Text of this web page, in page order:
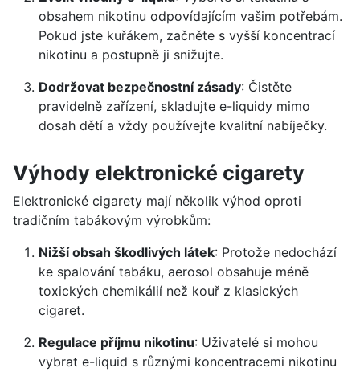
obsahem nikotinu odpovídajícím vašim potřebám.
Pokud jste kuřákem, začněte s vyšší koncentrací
nikotinu a postupně ji snižujte.
Dodržovat bezpečnostní zásady: Čistěte
pravidelně zařízení, skladujte e-liquidy mimo
dosah dětí a vždy používejte kvalitní nabíječky.
Výhody elektronické cigarety
Elektronické cigarety mají několik výhod oproti
tradičním tabákovým výrobkům:
Nižší obsah škodlivých látek: Protože nedochází
ke spalování tabáku, aerosol obsahuje méně
toxických chemikálií než kouř z klasických
cigaret.
Regulace příjmu nikotinu: Uživatelé si mohou
vybrat e-liquid s různými koncentracemi nikotinu